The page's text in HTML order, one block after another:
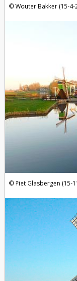
Wouter Bakker (15-4-
Piet Glasbergen (15-